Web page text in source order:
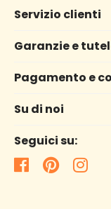
Servizio clienti
Garanzie e
Pagamento e
Su di noi
Seguici su: